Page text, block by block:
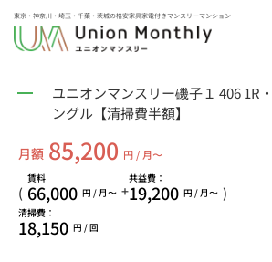
東京・神奈川・埼玉・千葉・茨城の格安家具家電付きマンスリーマンション
ユニオンマンスリー磯子１ 406 1R
ングル【清掃費半額】
月額 85,200 円 / 月〜
(
賃料
66,000 円 / 月〜 +
共益費：
19,200 円 / 月〜 )
清掃費：
18,150 円 / 回